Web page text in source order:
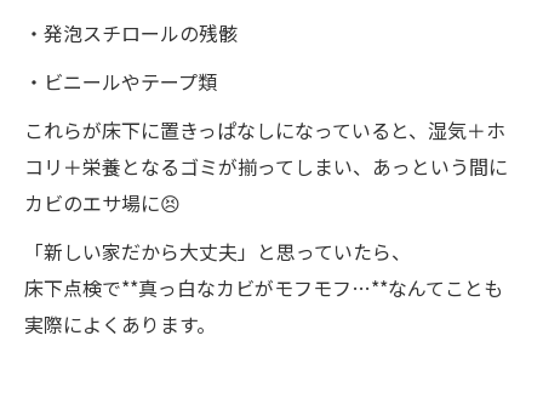
・発泡スチロールの残骸
・ビニールやテープ類
これらが床下に置きっぱなしになっていると、湿気＋ホ
コリ＋栄養となるゴミが揃ってしまい、あっという間に
カビのエサ場に😣
「新しい家だから大丈夫」と思っていたら、
床下点検で**真っ白なカビがモフモフ…**なんてことも
実際によくあります。